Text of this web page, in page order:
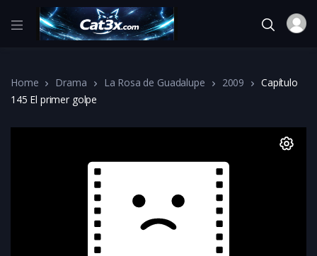
Home Drama La Rosa de Guadalupe 2009
Capítulo
145 El primer golpe